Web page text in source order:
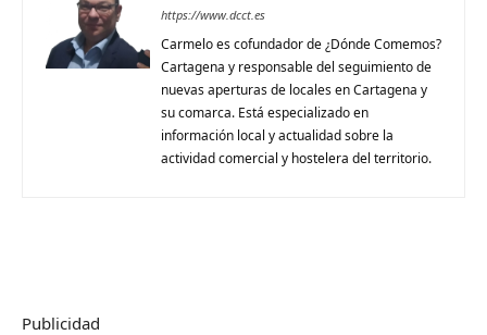
https://www.dcct.es
Carmelo es cofundador de ¿Dónde Comemos?
Cartagena y responsable del seguimiento de
nuevas aperturas de locales en Cartagena y
su comarca. Está especializado en
información local y actualidad sobre la
actividad comercial y hostelera del territorio.
Publicidad